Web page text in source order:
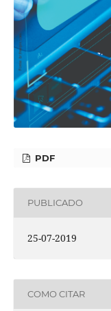
PDF
PUBLICADO
25-07-2019
COMO CITAR